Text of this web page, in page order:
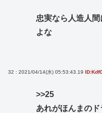
忠実なら人造人
よな
32 : 2021/04/14(水) 05:53:43.19
>>25
あれがほんまの